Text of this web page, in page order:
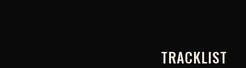
TRACKLIST